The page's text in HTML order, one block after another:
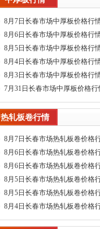
8月7日长春市场中厚板价格行
8月6日长春市场中厚板价格行
8月5日长春市场中厚板价格行
8月4日长春市场中厚板价格行
8月3日长春市场中厚板价格行
7月31日长春市场中厚板价格行
热轧板卷行情
8月7日长春市场热轧板卷价格
8月6日长春市场热轧板卷价格
(新)
8月6日长春市场热轧板卷价格
8月5日长春市场热轧板卷价格
(新)
8月5日长春市场热轧板卷价格
8月4日长春市场热轧板卷价格